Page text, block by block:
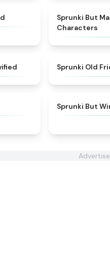
Sprunki But
Characters
Sprunki Old
Sprunki But